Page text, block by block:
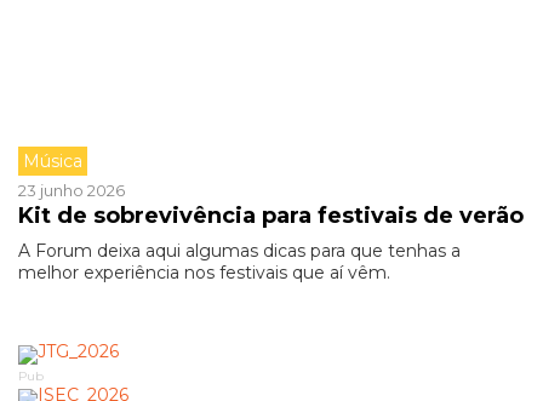
Música
23 junho 2026
Kit de sobrevivência para festivais de verão
A Forum deixa aqui algumas dicas para que tenhas a
melhor experiência nos festivais que aí vêm.
Pub